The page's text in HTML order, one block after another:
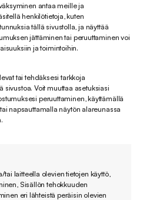
antaa meille ja
henkilötietoja, kuten
tällä sivustolla, ja näyttää
jättäminen tai peruuttaminen voi
ja toimintoihin.
tai tehdäksesi tarkkoja
sivustoa. Voit muuttaa asetuksiasi
peruuttaminen, käyttämällä
napsauttamalla näytön alareunassa
laitteella olevien tietojen käyttö,
Sisällön tehokkuuden
eri lähteistä peräisin olevien